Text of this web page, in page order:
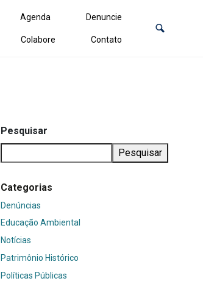
Agenda Denuncie
Colabore Contato
Pesquisar
Pesquisar
Categorias
Denúncias
Educação Ambiental
Notícias
Patrimônio Histórico
Políticas Públicas